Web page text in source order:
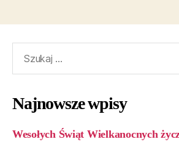
Najnowsze wpisy
Wesołych Świąt Wielkanocnych